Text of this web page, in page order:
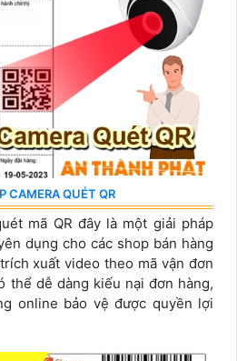
CAMERA QUÉT QR
mã QR đây là một giải pháp
dụng cho các shop bán hàng
xuất video theo mã vận đơn
thể dễ dàng kiếu nại đơn hàng,
online bảo vệ được quyền lợi